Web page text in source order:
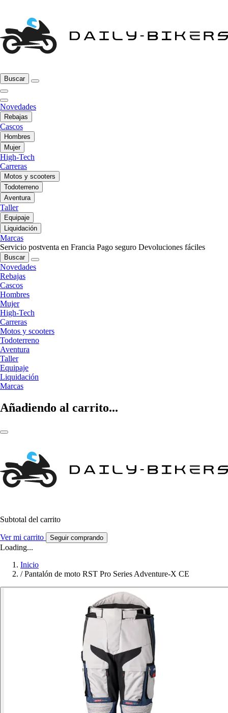
Buscar
Novedades
Rebajas
Cascos
Hombres
Mujer
High-Tech
Carreras
Motos y scooters
Todoterreno
Aventura
Taller
Equipaje
Liquidación
Marcas
Servicio postventa en Francia Pago seguro Devoluciones fáciles
Buscar
Novedades
Rebajas
Cascos
Hombres
Mujer
High-Tech
Carreras
Motos y scooters
Todoterreno
Aventura
Taller
Equipaje
Liquidación
Marcas
Añadiendo al carrito...
Subtotal del carrito
Ver mi carrito Seguir comprando
Loading...
Inicio
/ Pantalón de moto RST Pro Series Adventure-X CE